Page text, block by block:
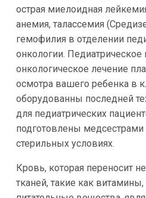
острая миелоидная
анемия, талассемия
гемофилия в отделении
онкологии. Педиатрическое
онкологическое лечение
осмотра вашего ребенка в
оборудованны последней
для педиатрических
подготовлены медсестрами
стерильных условиях.
Кровь, которая переносит
тканей, такие как